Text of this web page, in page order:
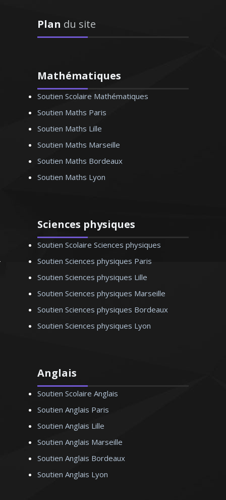
collège et au lycée depuis 2007 et
traductrice littéraire, je donne des cours
particuliers pour tous les niveaux et
pour tous les besoins (initiation, remise
Plan du site
Mathématiques
Soutien Scolaire Mathématiques
Soutien Maths Paris
Soutien Maths Lille
Soutien Maths Marseille
Soutien Maths Bordeaux
Soutien Maths Lyon
Sciences physiques
Soutien Scolaire Sciences physiques
Soutien Sciences physiques Paris
Soutien Sciences physiques Lille
Soutien Sciences physiques Marseille
Soutien Sciences physiques Bordeaux
Soutien Sciences physiques Lyon
Anglais
Soutien Scolaire Anglais
Soutien Anglais Paris
Soutien Anglais Lille
Soutien Anglais Marseille
Soutien Anglais Bordeaux
Soutien Anglais Lyon